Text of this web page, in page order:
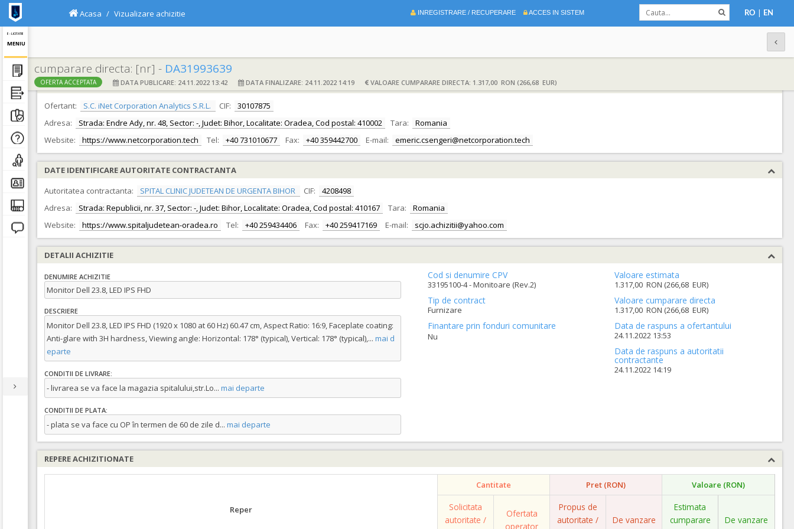
E - LICITATIE
MENIU
INREGISTRARE / RECUPERARE ACCES IN SISTEM RO | EN
Acasa Vizualizare achizitie
cumparare directa: [nr] - DA31993639
OFERTA ACCEPTATA DATA PUBLICARE: 24.11.2022 13:42 DATA FINALIZARE: 24.11.2022 14:19 VALOARE CUMPARARE DIRECTA: 1.317,00 RON (266,68 EUR)
DATE IDENTIFICARE OFERTANT
Ofertant:
S.C. iNet Corporation Analytics S.R.L. CIF:
30107875
Adresa:
Strada: Endre Ady, nr. 48, Sector: -, Judet: Bihor, Localitate: Oradea, Cod postal: 410002 Tara:
Romania
Website:
https://www.netcorporation.tech Tel: +40 731010677 Fax: +40 359442700 E-mail: emeric.csengeri@netcorporation.tech
DATE IDENTIFICARE AUTORITATE CONTRACTANTA
Autoritatea contractanta:
SPITAL CLINIC JUDETEAN DE URGENTA BIHOR CIF:
4208498
Adresa:
Strada: Republicii, nr. 37, Sector: -, Judet: Bihor, Localitate: Oradea, Cod postal: 410167 Tara:
Romania
Website:
https://www.spitaljudetean-oradea.ro Tel: +40 259434406 Fax: +40 259417169 E-mail: scjo.achizitii@yahoo.com
DETALII ACHIZITIE
DENUMIRE ACHIZITIE
Monitor Dell 23.8, LED IPS FHD
DESCRIERE
Monitor Dell 23.8, LED IPS FHD (1920 x 1080 at 60 Hz) 60.47 cm, Aspect Ratio: 16:9, Faceplate coating:
Anti-glare with 3H hardness, Viewing angle: Horizontal: 178° (typical), Vertical: 178° (typical),... mai d
eparte
CONDITII DE LIVRARE:
- livrarea se va face la magazia spitalului,str.Lo... mai departe
CONDITII DE PLATA:
- plata se va face cu OP în termen de 60 de zile d... mai departe
Cod si denumire CPV
33195100-4 - Monitoare (Rev.2)
Tip de contract
Furnizare
Finantare prin fonduri comunitare
Nu
Valoare estimata
1.317,00 RON (266,68 EUR)
Valoare cumparare directa
1.317,00 RON (266,68 EUR)
Data de raspuns a ofertantului
24.11.2022 13:53
Data de raspuns a autoritatii
contractante
24.11.2022 14:19
REPERE ACHIZITIONATE
Reper
Cantitate Pret (RON) Valoare (RON)
Solicitata
autoritate /
Ofertata
operator
Propus de
autoritate /
De vanzare
Estimata
cumparare
De vanzare